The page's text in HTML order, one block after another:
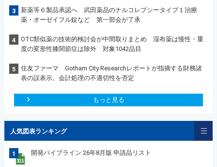
3
新薬等６製品承認へ 武田薬品のナルコレプシータイプ１治療
薬・オーゼイフル錠など 第一部会が了承
4
OTC類似薬の技術的検討会が中間取りまとめ 湿布薬は慢性・重
度の変形性膝関節症は除外 対象1042品目
5
住友ファーマ Gotham City Researchレポートが指摘する財務諸
表の誤表示、会計処理の不適切性を否定
もっと見る
人気図表ランキング
1 開発パイプライン 26年8月版 申請品リスト